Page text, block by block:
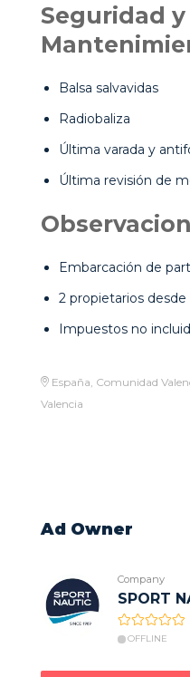
Seguridad y
Balsa salvavidas
Radiobaliza
Última varada y
Última revisión de
Embarcación de
2 propietarios desde
Impuestos no
España, Comunidad
Valencia
Ad Owner
Company
SPORT
OFFLINE